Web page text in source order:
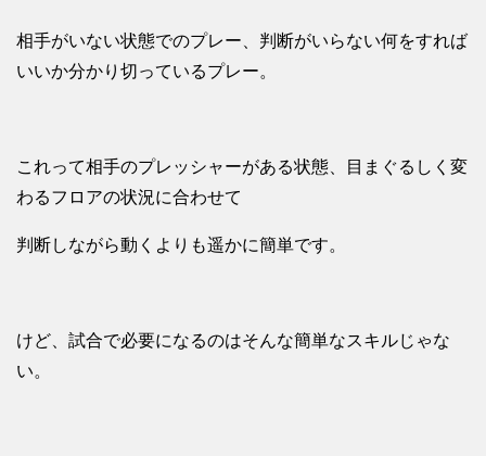
相手がいない状態でのプレー、判断がいらない何をすれば
いいか分かり切っているプレー。
これって相手のプレッシャーがある状態、目まぐるしく変
わるフロアの状況に合わせて
判断しながら動くよりも遥かに簡単です。
けど、試合で必要になるのはそんな簡単なスキルじゃな
い。